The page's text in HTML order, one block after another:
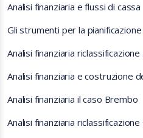
Analisi finanziaria e flussi di cassa
Gli strumenti per la
Analisi finanziaria riclassificazione
Analisi finanziaria e costruzione
Analisi finanziaria il caso Brembo
Analisi finanziaria riclassificazione